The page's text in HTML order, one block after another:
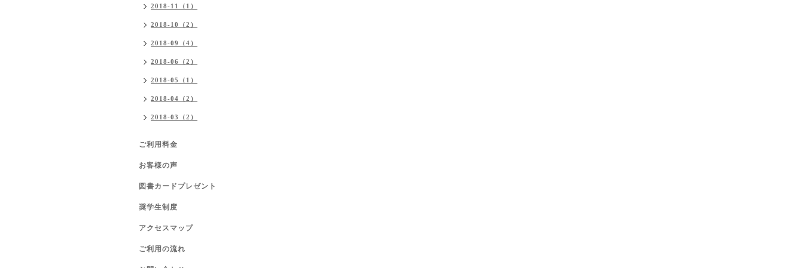
2018-11（1）
2018-10（2）
2018-09（4）
2018-06（2）
2018-05（1）
2018-04（2）
2018-03（2）
ご利用料金
お客様の声
図書カードプレゼント
奨学生制度
アクセスマップ
ご利用の流れ